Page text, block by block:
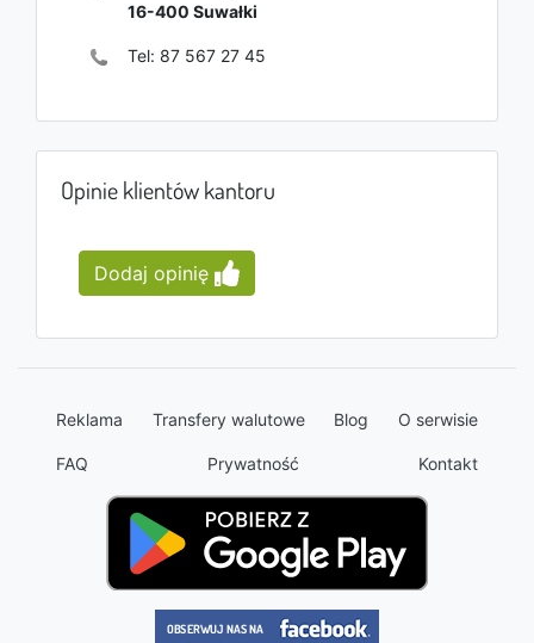
16-400 Suwałki
Tel: 87 567 27 45
Opinie klientów kantoru
Dodaj opinię
Reklama Transfery walutowe Blog O serwisie
FAQ Prywatność Kontakt